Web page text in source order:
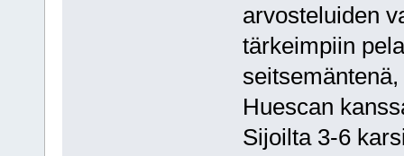
arvosteluiden
tärkeimpiin
Huescan
Sijoilta 3-6